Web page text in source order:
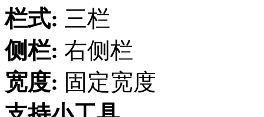
栏式: 三栏
侧栏: 右侧栏
宽度: 固定宽度